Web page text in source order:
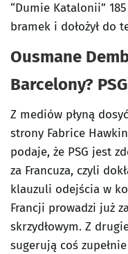
“Dumie Katalonii”
bramek i dołożył do
Ousmane
Barcelony?
Z mediów płyną
strony Fabrice
podaje, że PSG jest
za Francuza, czyli
klauzuli odejścia w
Francji prowadzi już
skrzydłowym. Z
sugerują coś